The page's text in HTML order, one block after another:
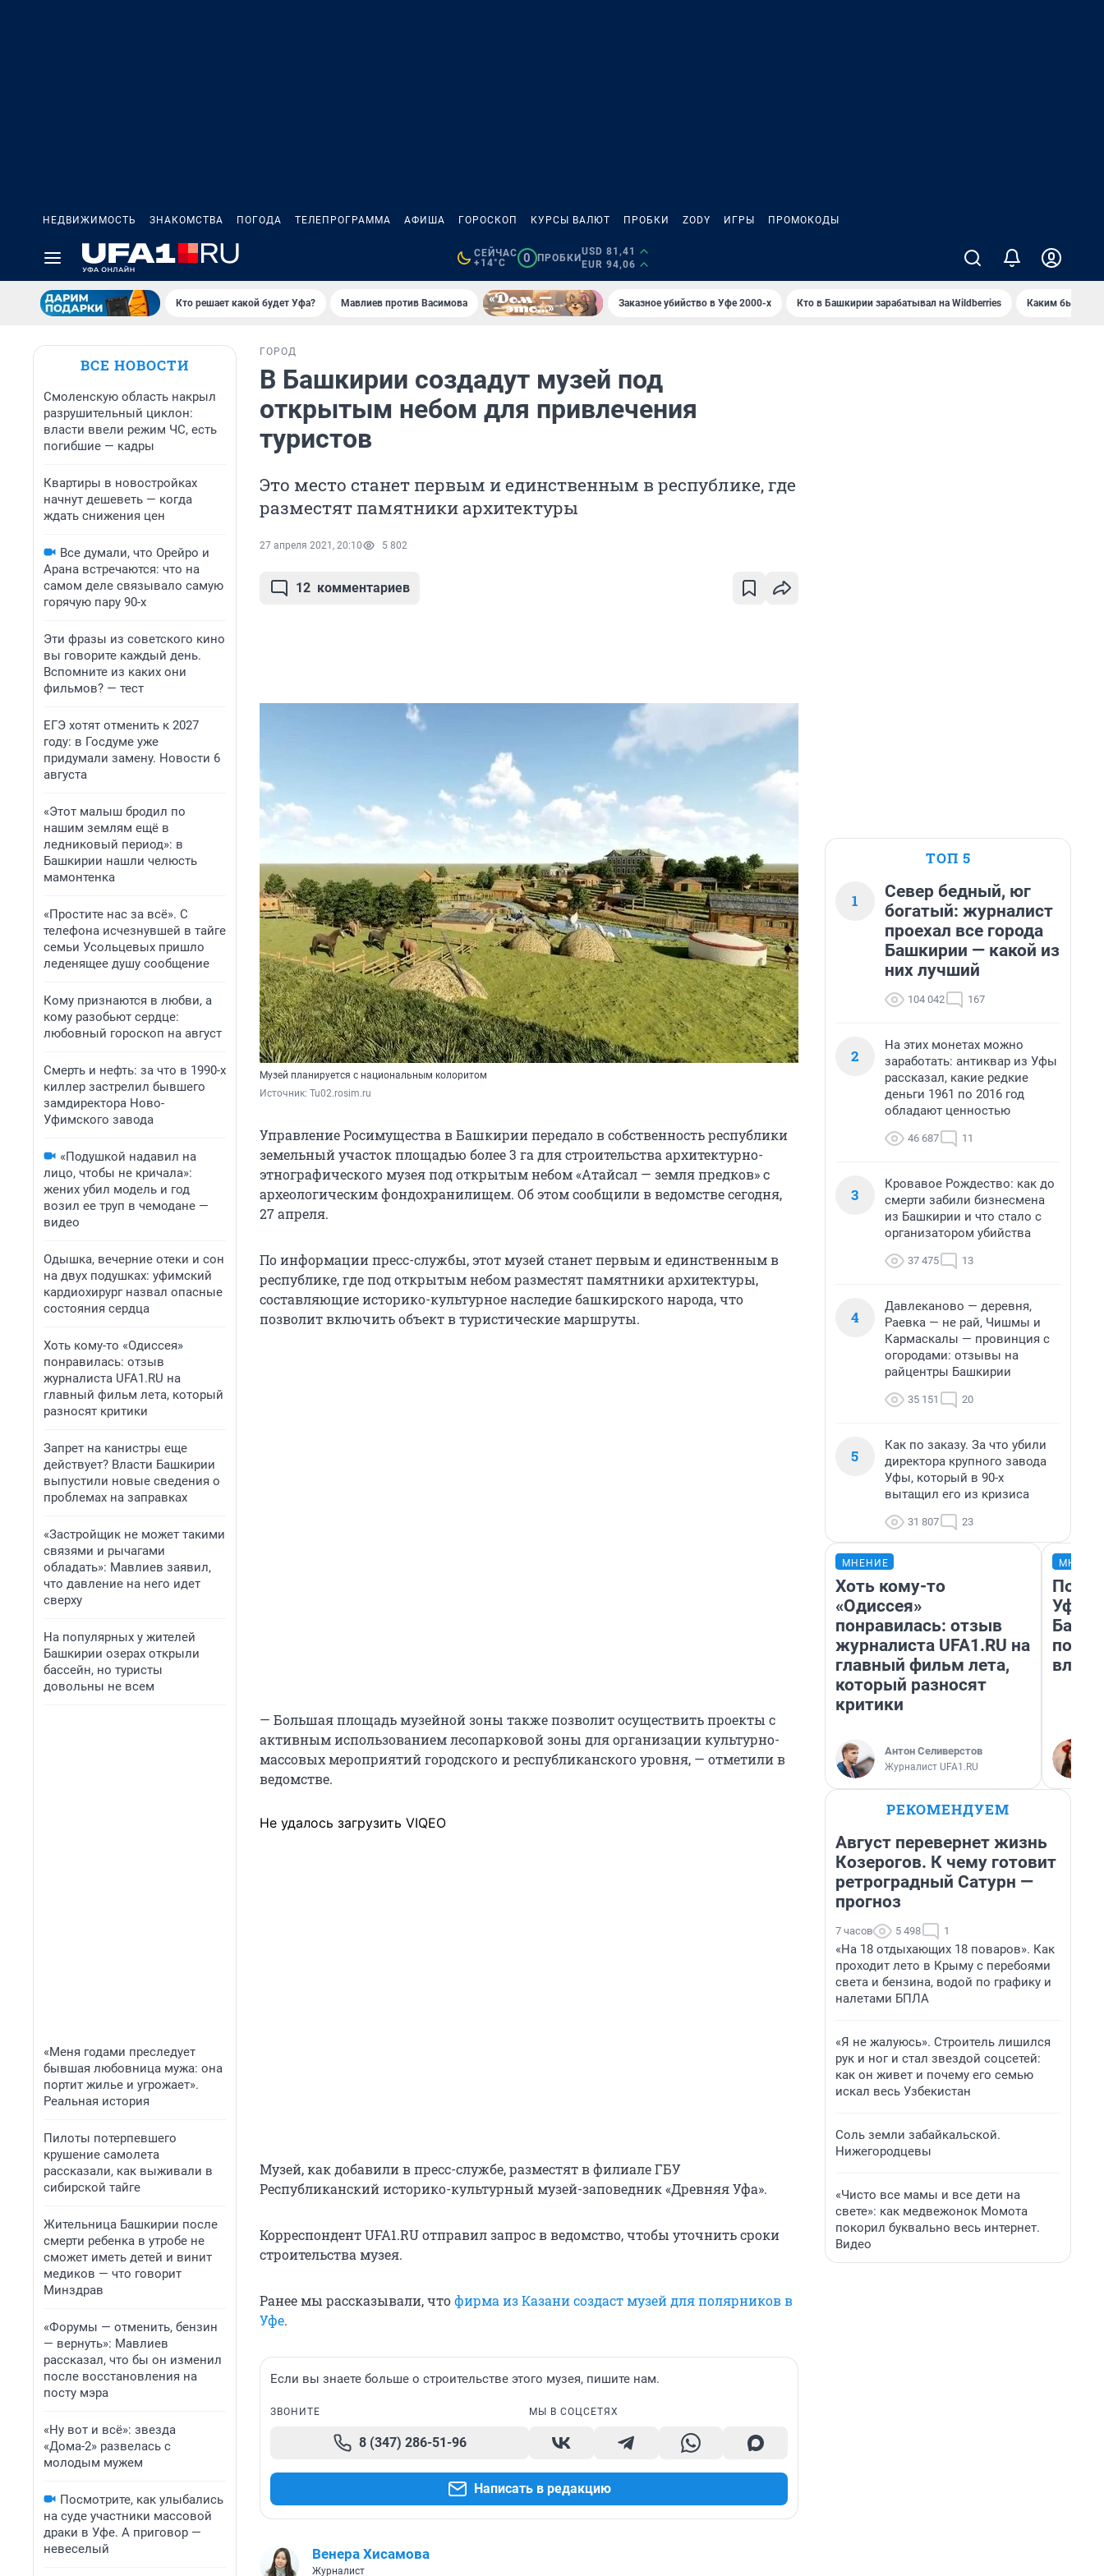
НЕДВИЖИМОСТЬ ЗНАКОМСТВА ПОГОДА ТЕЛЕПРОГРАММА АФИША ГОРОСКОП КУРСЫ ВАЛЮТ ПРОБКИ ZODY ИГРЫ ПРОМОКОДЫ
СЕЙЧАС
+14°C
0 ПРОБКИ
USD 81,41
EUR 94,06
Кто решает какой будет Уфа? Мавлиев против Васимова Заказное убийство в Уфе 2000-х Кто в Башкирии зарабатывал на Wildberries Каким было
ВСЕ НОВОСТИ
Смоленскую область накрыл
разрушительный циклон:
власти ввели режим ЧС, есть
погибшие — кадры
Квартиры в новостройках
начнут дешеветь — когда
ждать снижения цен
Все думали, что Орейро и
Арана встречаются: что на
самом деле связывало самую
горячую пару 90-х
Эти фразы из советского кино
вы говорите каждый день.
Вспомните из каких они
фильмов? — тест
ЕГЭ хотят отменить к 2027
году: в Госдуме уже
придумали замену. Новости 6
августа
«Этот малыш бродил по
нашим землям ещё в
ледниковый период»: в
Башкирии нашли челюсть
мамонтенка
«Простите нас за всё». С
телефона исчезнувшей в тайге
семьи Усольцевых пришло
леденящее душу сообщение
Кому признаются в любви, а
кому разобьют сердце:
любовный гороскоп на август
Смерть и нефть: за что в 1990-х
киллер застрелил бывшего
замдиректора Ново-
Уфимского завода
«Подушкой надавил на
лицо, чтобы не кричала»:
жених убил модель и год
возил ее труп в чемодане —
видео
Одышка, вечерние отеки и сон
на двух подушках: уфимский
кардиохирург назвал опасные
состояния сердца
Хоть кому-то «Одиссея»
понравилась: отзыв
журналиста UFA1.RU на
главный фильм лета, который
разносят критики
Запрет на канистры еще
действует? Власти Башкирии
выпустили новые сведения о
проблемах на заправках
«Застройщик не может такими
связями и рычагами
обладать»: Мавлиев заявил,
что давление на него идет
сверху
На популярных у жителей
Башкирии озерах открыли
бассейн, но туристы
довольны не всем
«Меня годами преследует
бывшая любовница мужа: она
портит жилье и угрожает».
Реальная история
Пилоты потерпевшего
крушение самолета
рассказали, как выживали в
сибирской тайге
Жительница Башкирии после
смерти ребенка в утробе не
сможет иметь детей и винит
медиков — что говорит
Минздрав
«Форумы — отменить, бензин
— вернуть»: Мавлиев
рассказал, что бы он изменил
после восстановления на
посту мэра
«Ну вот и всё»: звезда
«Дома-2» развелась с
молодым мужем
Посмотрите, как улыбались
на суде участники массовой
драки в Уфе. А приговор —
невеселый
ГОРОД
В Башкирии создадут музей под
открытым небом для привлечения
туристов
Это место станет первым и единственным в республике, где
разместят памятники архитектуры
27 апреля 2021, 20:10 5 802
12 комментариев
Музей планируется с национальным колоритом
Источник: Tu02.rosim.ru
Управление Росимущества в Башкирии передало в собственность республики
земельный участок площадью более 3 га для строительства архитектурно-
этнографического музея под открытым небом «Атайсал — земля предков» с
археологическим фондохранилищем. Об этом сообщили в ведомстве сегодня,
27 апреля.
По информации пресс-службы, этот музей станет первым и единственным в
республике, где под открытым небом разместят памятники архитектуры,
составляющие историко-культурное наследие башкирского народа, что
позволит включить объект в туристические маршруты.
— Большая площадь музейной зоны также позволит осуществить проекты с
активным использованием лесопарковой зоны для организации культурно-
массовых мероприятий городского и республиканского уровня, — отметили в
ведомстве.
Не удалось загрузить VIQEO
Музей, как добавили в пресс-службе, разместят в филиале ГБУ
Республиканский историко-культурный музей-заповедник «Древняя Уфа».
Корреспондент UFA1.RU отправил запрос в ведомство, чтобы уточнить сроки
строительства музея.
Ранее мы рассказывали, чтофирма из Казани создаст музей для полярников в
Уфе.
Если вы знаете больше о строительстве этого музея, пишите нам.
ЗВОНИТЕ
8 (347) 286-51-96
МЫ В СОЦСЕТЯХ
Написать в редакцию
Венера Хисамова
Журналист
ТОП 5
1
Север бедный, юг
богатый: журналист
проехал все города
Башкирии — какой из
них лучший
104 042 167
2
На этих монетах можно
заработать: антиквар из Уфы
рассказал, какие редкие
деньги 1961 по 2016 год
обладают ценностью
46 687 11
3
Кровавое Рождество: как до
смерти забили бизнесмена
из Башкирии и что стало с
организатором убийства
37 475 13
4
Давлеканово — деревня,
Раевка — не рай, Чишмы и
Кармаскалы — провинция с
огородами: отзывы на
райцентры Башкирии
35 151 20
5
Как по заказу. За что убили
директора крупного завода
Уфы, который в 90-х
вытащил его из кризиса
31 807 23
МНЕНИЕ
Хоть кому-то
«Одиссея»
понравилась: отзыв
журналиста UFA1.RU на
главный фильм лета,
который разносят
критики
Антон Селиверстов
Журналист UFA1.RU
Уфы:
РЕКОМЕНДУЕМ
Август перевернет жизнь
Козерогов. К чему готовит
ретроградный Сатурн —
прогноз
7 часов 5 498 1
«На 18 отдыхающих 18 поваров». Как
проходит лето в Крыму с перебоями
света и бензина, водой по графику и
налетами БПЛА
«Я не жалуюсь». Строитель лишился
рук и ног и стал звездой соцсетей:
как он живет и почему его семью
искал весь Узбекистан
Соль земли забайкальской.
Нижегородцевы
«Чисто все мамы и все дети на
свете»: как медвежонок Момота
покорил буквально весь интернет.
Видео